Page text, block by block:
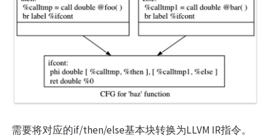
需要将对应的if/then/else基本块转换为LLVM IR指令。